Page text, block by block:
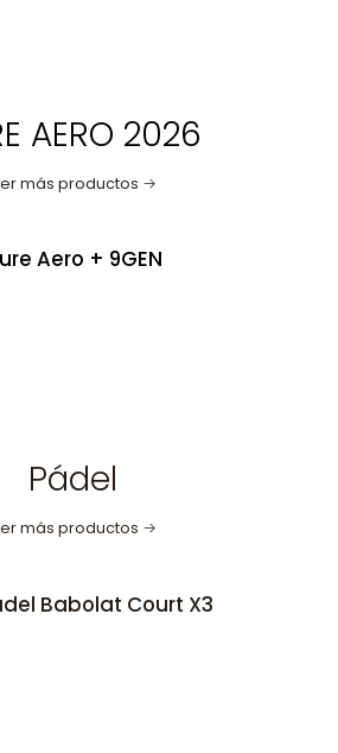
AERO 2026
más productos
Aero + 9GEN
Pádel
más productos
Babolat Court X3